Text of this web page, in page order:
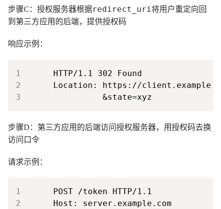
步骤C：授权服务器根据redirect_uri将用户重定向回
到第三方应用的后端，提供授权码
响应示例：
1
2
3
步骤D：第三方应用的后端访问授权服务器，用授权码去换
访问口令
请求示例：
1
2